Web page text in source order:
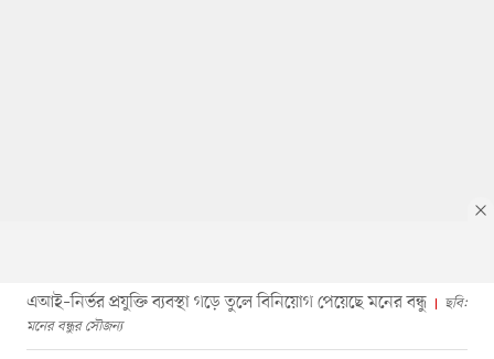
এআই–নির্ভর প্রযুক্তি ব্যবস্থা গড়ে তুলে বিনিয়োগ পেয়েছে মনের বন্ধু
ছবি:
মনের বন্ধুর সৌজন্য